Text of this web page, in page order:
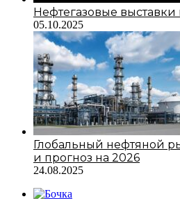
Нефтегазовые
05.10.2025
Глобальный нефтяной
и прогноз на 2026
24.08.2025